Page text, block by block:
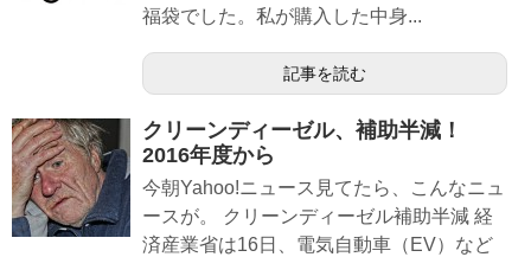
福袋でした。私が購入した中身...
記事を読む
クリーンディーゼル、補助半減！
2016年度から
今朝Yahoo!ニュース見てたら、こんなニュ
ースが。 クリーンディーゼル補助半減 経
済産業省は16日、電気自動車（EV）など